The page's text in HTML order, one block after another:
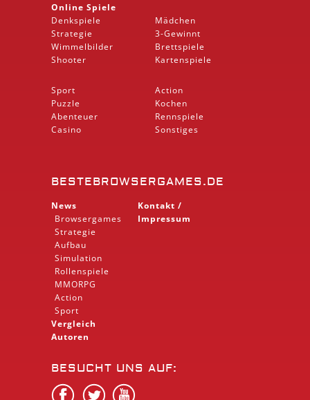
Online Spiele
Denkspiele
Strategie
Wimmelbilder
Shooter
Mädchen
3-Gewinnt
Brettspiele
Kartenspiele
Sport
Puzzle
Abenteuer
Casino
Action
Kochen
Rennspiele
Sonstiges
BESTEBROWSERGAMES.DE
News
Browsergames
Strategie
Aufbau
Simulation
Rollenspiele
MMORPG
Action
Sport
Vergleich
Autoren
Kontakt /
Impressum
BESUCHT UNS AUF: